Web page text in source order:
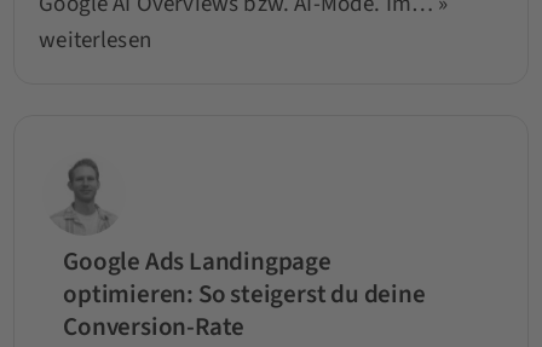
weiterlesen
Google Ads Landingpage
optimieren: So steigerst du deine
Conversion-Rate